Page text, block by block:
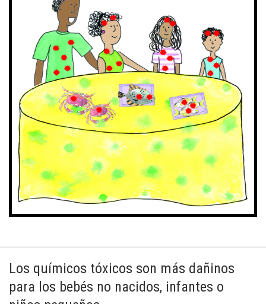
Los químicos tóxicos son más dañinos
para los bebés no nacidos, infantes o